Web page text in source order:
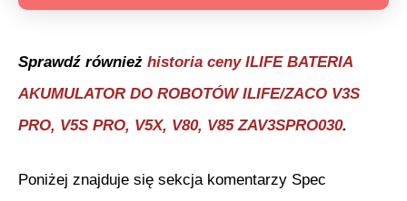
Sprawdź również historia ceny ILIFE BATERIA
AKUMULATOR DO ROBOTÓW ILIFE/ZACO V3S
PRO, V5S PRO, V5X, V80, V85 ZAV3SPRO030.
Poniżej znajduje się sekcja komentarzy Spec